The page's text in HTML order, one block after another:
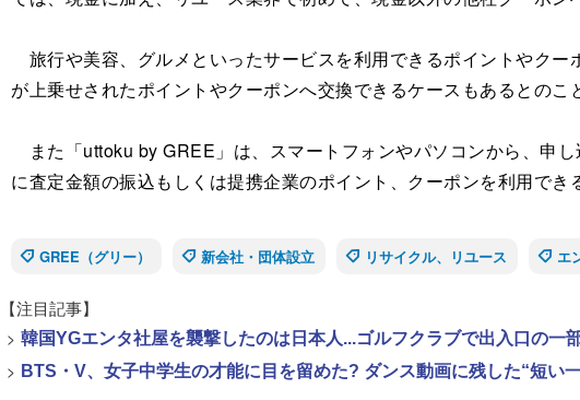
旅行や美容、グルメといったサービスを利用できるポイントやク
が上乗せされたポイントやクーポンへ交換できるケースもあるとのこ
また「uttoku by GREE」は、スマートフォンやパソコンから、申
に査定金額の振込もしくは提携企業のポイント、クーポンを利用できる
GREE（グリー）
新会社・団体設立 リサイクル、リユース エ
【注目記事】
> 韓国YGエンタ社屋を襲撃したのは日本人...ゴルフクラブで出入口の一
> BTS・V、女子中学生の才能に目を留めた? ダンス動画に残した“短い